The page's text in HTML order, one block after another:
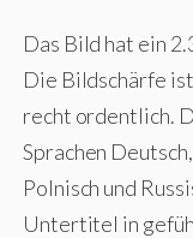
Das Bild hat ein
Die Bildschärfe
recht ordentlich.
Sprachen
Polnisch und
Untertitel in